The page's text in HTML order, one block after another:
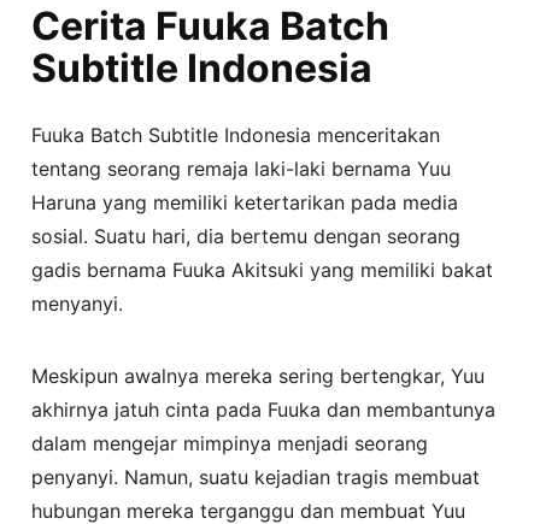
Cerita Fuuka Batch
Subtitle Indonesia
Fuuka Batch Subtitle Indonesia menceritakan
tentang seorang remaja laki-laki bernama Yuu
Haruna yang memiliki ketertarikan pada media
sosial. Suatu hari, dia bertemu dengan seorang
gadis bernama Fuuka Akitsuki yang memiliki bakat
menyanyi.
Meskipun awalnya mereka sering bertengkar, Yuu
akhirnya jatuh cinta pada Fuuka dan membantunya
dalam mengejar mimpinya menjadi seorang
penyanyi. Namun, suatu kejadian tragis membuat
hubungan mereka terganggu dan membuat Yuu